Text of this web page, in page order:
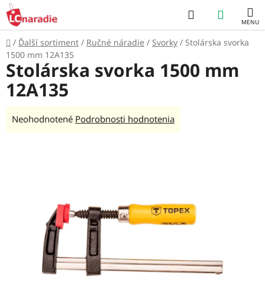
Prejsť
na
obsah
Hľadať
KOŠÍK
Domov
/ Ďalší sortiment / Ručné náradie / Svorky / Stolárska svorka
1500 mm 12A135
Stolárska svorka 1500 mm
12A135
Priemerné
hviezdičiek.
Neohodnotené Podrobnosti hodnotenia